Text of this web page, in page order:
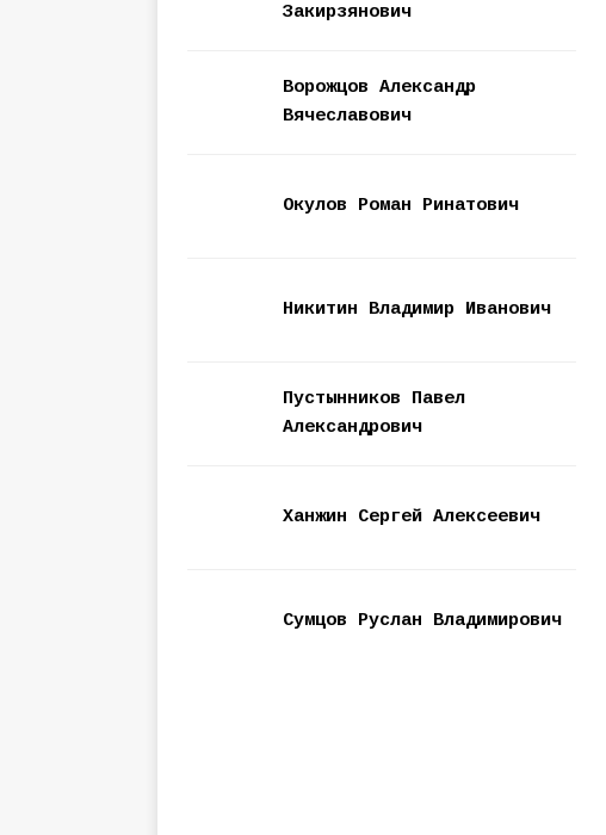
Закирзянович
Ворожцов Александр
Вячеславович
Окулов Роман Ринатович
Никитин Владимир Иванович
Пустынников Павел
Александрович
Ханжин Сергей Алексеевич
Сумцов Руслан Владимирович